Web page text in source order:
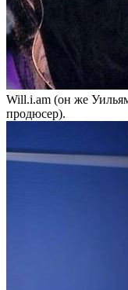
Will.i.am (он же
продюсер).